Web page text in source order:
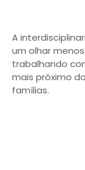
A
um olhar
trabalhando
mais próximo
famílias.